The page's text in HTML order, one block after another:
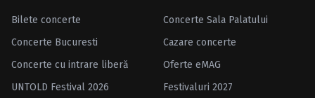
Bilete concerte
Concerte Sala Palatului
Concerte Bucuresti
Cazare concerte
Concerte cu intrare liberă
Oferte eMAG
UNTOLD Festival 2026
Festivaluri 2027